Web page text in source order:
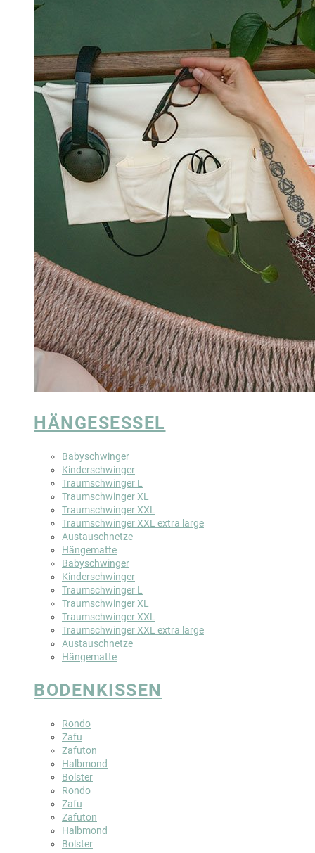
HÄNGESESSEL
Babyschwinger
Kinderschwinger
Traumschwinger L
Traumschwinger XL
Traumschwinger XXL
Traumschwinger XXL extra large
Austauschnetze
Hängematte
Babyschwinger
Kinderschwinger
Traumschwinger L
Traumschwinger XL
Traumschwinger XXL
Traumschwinger XXL extra large
Austauschnetze
Hängematte
BODENKISSEN
Rondo
Zafu
Zafuton
Halbmond
Bolster
Rondo
Zafu
Zafuton
Halbmond
Bolster